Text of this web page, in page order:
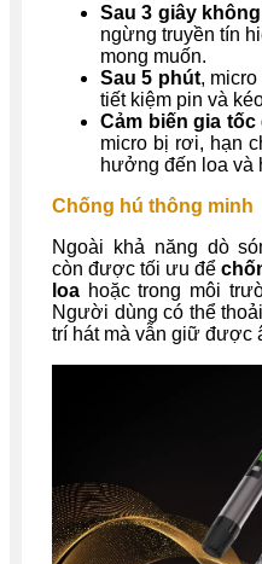
Sau 3 giây
ngừng truyền tín
mong muốn.
Sau 5 phút,
tiết kiệm pin và
Cảm biến gia tốc
micro bị rơi, hạn
hưởng đến loa và
Chống hú thông minh
Ngoài khả năng dò
còn được tối ưu để
loa hoặc trong môi
Người dùng có thể
trí hát mà vẫn giữ được